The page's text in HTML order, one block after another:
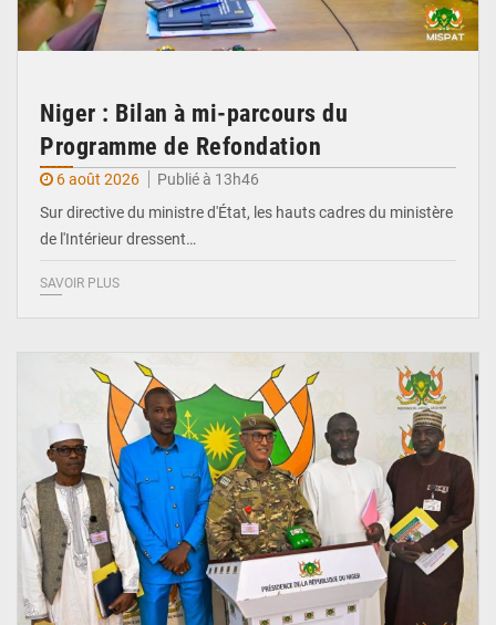
Niger : Bilan à mi-parcours du
Programme de Refondation
6 août 2026
Publié à 13h46
Sur directive du ministre d'État, les hauts cadres du ministère
de l'Intérieur dressent…
SAVOIR PLUS